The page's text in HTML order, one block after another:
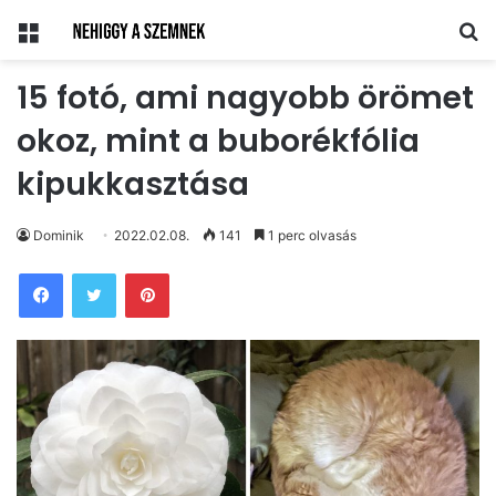
Menü
15 fotó, ami nagyobb örömet
okoz, mint a buborékfólia
kipukkasztása
Dominik 2022.02.08. 141 1 perc olvasás
Pinterest